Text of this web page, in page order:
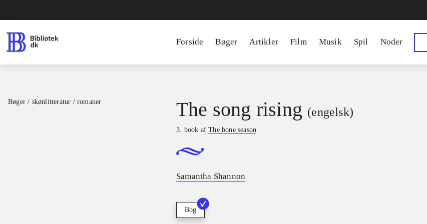
Forside Bøger Artikler Film Musik Spil Noder
Bøger / skønlitteratur / romaner The song rising (engelsk)
3. book afThe bone season
Samantha Shannon
Bog